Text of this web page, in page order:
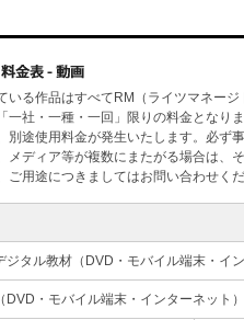
いる作品はすべてRM（ライツマネージ
一社・一種・一回」限りの料金となりま
別途使用料金が発生いたします。必ず
メディア等が複数にまたがる場合は、
ご用途につきましてはお問い合わせくだ
タル教材（DVD・モバイル端末・イン
・モバイル端末・インターネット）